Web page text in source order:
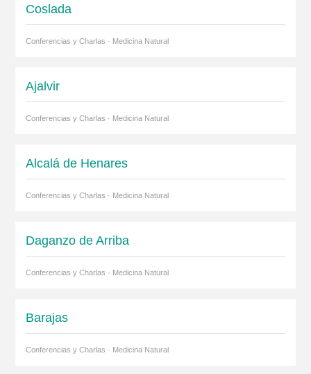
Coslada
Conferencias y Charlas · Medicina Natural
Ajalvir
Conferencias y Charlas · Medicina Natural
Alcalá de Henares
Conferencias y Charlas · Medicina Natural
Daganzo de Arriba
Conferencias y Charlas · Medicina Natural
Barajas
Conferencias y Charlas · Medicina Natural